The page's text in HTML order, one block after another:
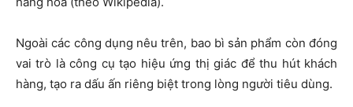
Ngoài các công dụng nêu trên, bao bì sản phẩm còn đóng
vai trò là công cụ tạo hiệu ứng thị giác để thu hút khách
hàng, tạo ra dấu ấn riêng biệt trong lòng người tiêu dùng.